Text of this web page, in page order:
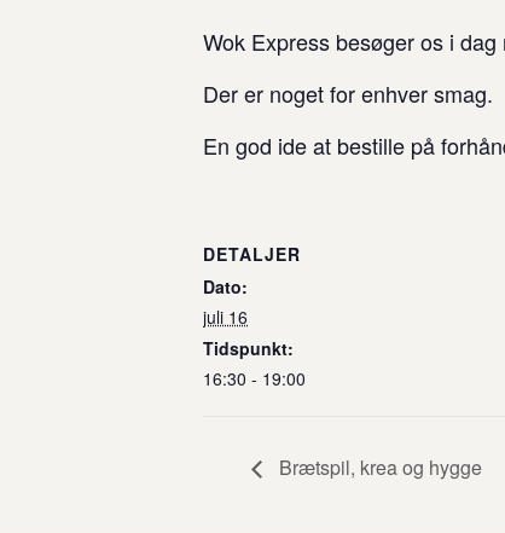
Wok Express besøger os i
Der er noget for enhver smag.
En god ide at bestille på
DETALJER
Dato:
juli 16
Tidspunkt:
16:30 - 19:00
Brætspil, krea og hygge